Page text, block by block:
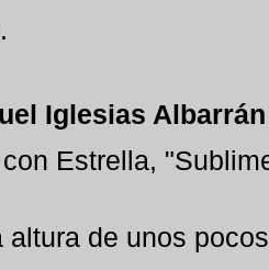
Iglesias Albarrán
Estrella,
altura de unos